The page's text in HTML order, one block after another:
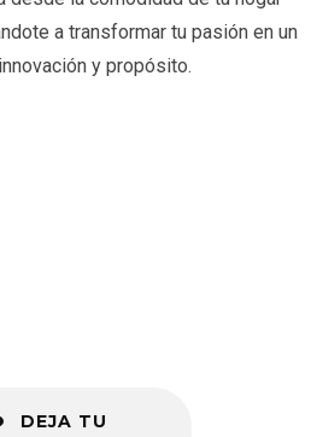
a transformar tu pasión en un
y propósito.
DEJA TU